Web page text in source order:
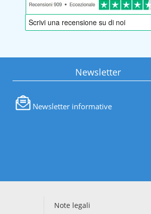
Newsletter
Newsletter informative
Note legali